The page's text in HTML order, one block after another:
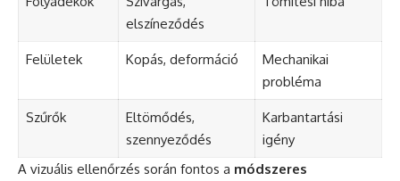
elszíneződés
Felületek Kopás, deformáció
Mechanikai
probléma
Szűrők
Eltömődés,
szennyeződés
Karbantartási
igény
A vizuális ellenőrzés során fontos a módszeres